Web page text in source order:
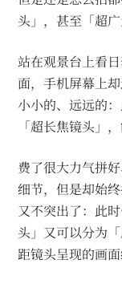
头」，甚至「超广
站在观景台上看
面，手机屏幕上
小小的、远远的
「超长焦镜头」
费了很大力气拼
细节，但是却始
又不突出了：此
头」又可以分为
距镜头呈现的画